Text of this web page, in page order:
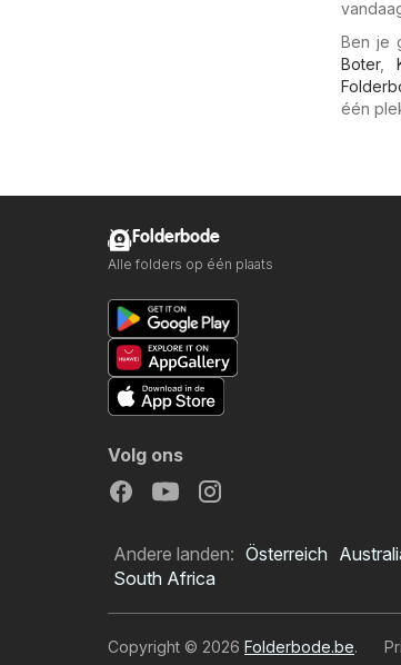
Ben je
Boter,
één
Folderbode
Alle folders op één plaats
Volg ons
Andere landen: Österreich
South Africa
Copyright © 2026 Folderbode.be.